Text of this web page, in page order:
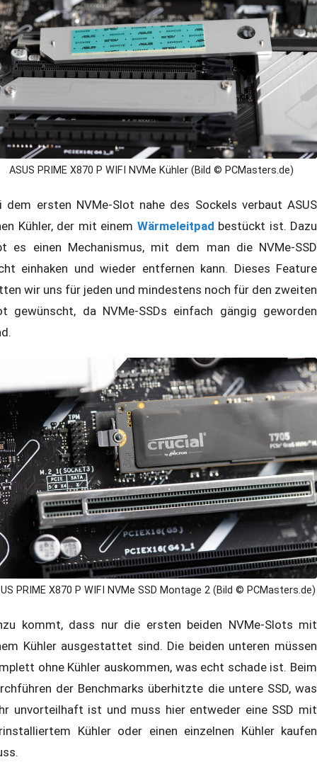
ASUS PRIME X870 P WIFI NVMe Kühler (Bild © PCMasters.de)
dem ersten NVMe-Slot nahe des Sockels verbaut ASUS
Kühler, der mit einem Wärmeleitpad bestückt ist. Dazu
es einen Mechanismus, mit dem man die NVMe-SSD
einhaken und wieder entfernen kann. Dieses Feature
wir uns für jeden und mindestens noch für den zweiten
gewünscht, da NVMe-SSDs einfach gängig geworden
PRIME X870 P WIFI NVMe SSD Montage 2 (Bild © PCMasters.de)
kommt, dass nur die ersten beiden NVMe-Slots mit
Kühler ausgestattet sind. Die beiden unteren müssen
ohne Kühler auskommen, was echt schade ist. Beim
der Benchmarks überhitzte die untere SSD, was
unvorteilhaft ist und muss hier entweder eine SSD mit
Kühler oder einen einzelnen Kühler kaufen